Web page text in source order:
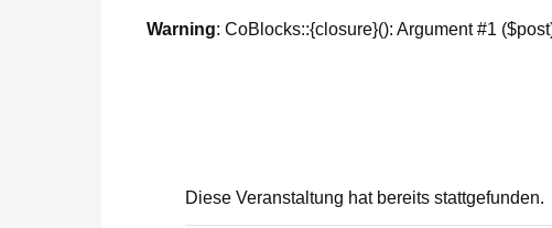
Warning: CoBlocks::{closure}(): Argument #1
Diese Veranstaltung hat bereits stattgefunden.